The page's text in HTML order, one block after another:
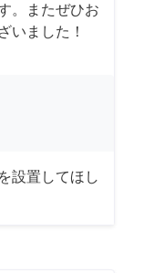
。またぜひお
いました！
設置してほし